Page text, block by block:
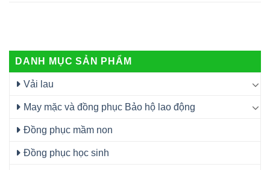
DANH MỤC SẢN PHẨM
Vải lau
May mặc và đồng phục Bảo hộ lao động
Đồng phục mầm non
Đồng phục học sinh